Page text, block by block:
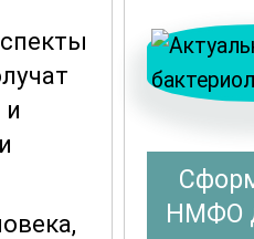
и
НМФО